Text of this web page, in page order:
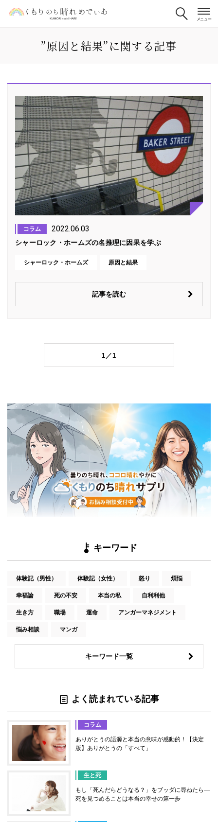
”原因と結果”に関する記事
コラム 2022.06.03
シャーロック・ホームズの名推理に因果を学ぶ
シャーロック・ホームズ 原因と結果
記事を読む
1／1
キーワード
体験記（男性） 体験記（女性） 怒り 煩悩
幸福論 死の不安 本当の私 自利利他
生き方 職場 運命 アンガーマネジメント
悩み相談 マンガ
キーワード一覧
よく読まれている記事
コラム
ありがとうの語源と本当の意味が感動的！【決定
版】ありがとうの「すべて」
生と死
もし「死んだらどうなる？」をブッダに尋ねたら―
死を見つめることは本当の幸せの第一歩